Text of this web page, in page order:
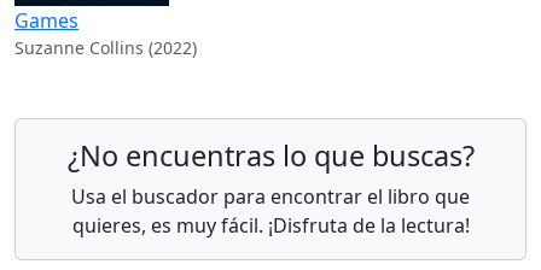
Games
Suzanne Collins (2022)
¿No encuentras lo que buscas?
Usa el buscador para encontrar el libro que
quieres, es muy fácil. ¡Disfruta de la lectura!